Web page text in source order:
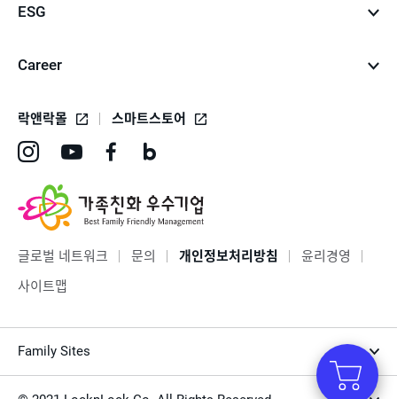
ESG
Career
락앤락몰 스마트스토어
스
타
램
바
로
가
브
로
기
스
바
가
버
로
바
글로벌 네트워크 문의 개인정보처리방침
윤리경영
사이트맵
Family Sites